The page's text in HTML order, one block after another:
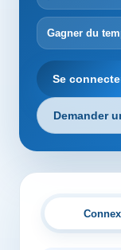
Gagner du
Se
Demander